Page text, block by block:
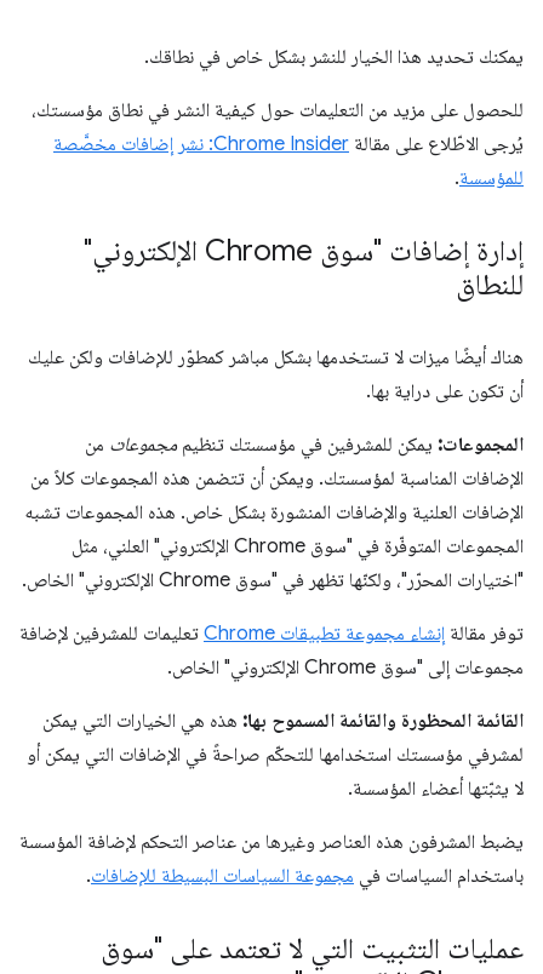
يمكنك تحديد هذا الخيار للنشر بشكل خاص في نطاقك.
للحصول على مزيد من التعليمات حول كيفية النشر في نطاق مؤسستك،
يُرجى الاطّلاع على مقالة
Chrome Insider: نشر إضافات مخصَّصة
للمؤسسة.
إدارة إضافات "سوق Chrome الإلكتروني"
للنطاق
هناك أيضًا ميزات لا تستخدمها بشكل مباشر كمطوّر للإضافات ولكن عليك
أن تكون على دراية بها.
المجموعات: يمكن للمشرفين في مؤسستك تنظيم مجموعات من
الإضافات المناسبة لمؤسستك. ويمكن أن تتضمن هذه المجموعات كلاً من
الإضافات العلنية والإضافات المنشورة بشكل خاص. هذه المجموعات تشبه
المجموعات المتوفّرة في "سوق Chrome الإلكتروني" العلني، مثل
"اختيارات المحرّر"، ولكنّها تظهر في "سوق Chrome الإلكتروني" الخاص.
توفر مقالة إنشاء مجموعة تطبيقات Chrome
تعليمات للمشرفين لإضافة
مجموعات إلى "سوق Chrome الإلكتروني" الخاص.
القائمة المحظورة والقائمة المسموح بها: هذه هي الخيارات التي يمكن
لمشرفي مؤسستك استخدامها للتحكّم صراحةً في الإضافات التي يمكن أو
لا يثبّتها أعضاء المؤسسة.
يضبط المشرفون هذه العناصر وغيرها من عناصر التحكم لإضافة المؤسسة
باستخدام السياسات في مجموعة السياسات البسيطة للإضافات.
عمليات التثبيت التي لا تعتمد على "سوق